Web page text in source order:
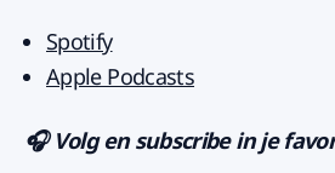
Spotify
Apple Podcasts
🎧 Volg en subscribe in je